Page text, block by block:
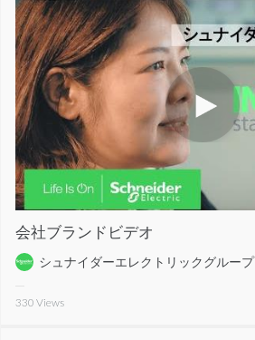
会社ブランドビデオ
シュナイダーエレクトリックグループ
330 Views